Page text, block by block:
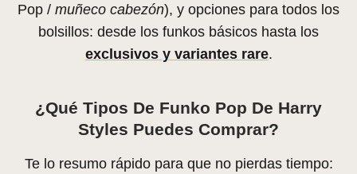
Pop / muñeco cabezón), y opciones para todos los
bolsillos: desde los funkos básicos hasta los
exclusivos y variantes rare.
¿Qué Tipos De Funko Pop De Harry
Styles Puedes Comprar?
Te lo resumo rápido para que no pierdas tiempo: